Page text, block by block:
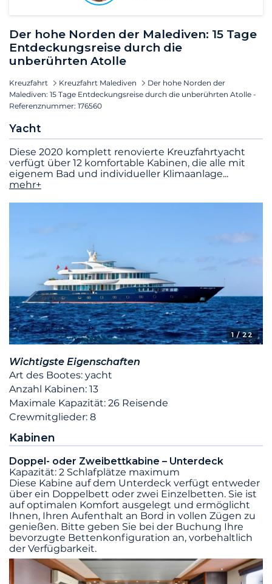
Der hohe Norden der Malediven: 15 Tage
Entdeckungsreise durch die
unberührten Atolle
Kreuzfahrt Kreuzfahrt Malediven
Der hohe Norden der
Malediven: 15 Tage Entdeckungsreise durch die unberührten Atolle -
Referenznummer: 176560
Yacht
Diese 2020 komplett renovierte Kreuzfahrtyacht
verfügt über 12 komfortable Kabinen, die alle mit
eigenem Bad und individueller Klimaanlage...
mehr+
1/ 22
Wichtigste Eigenschaften
Art des Bootes: yacht
Anzahl Kabinen: 13
Maximale Kapazität: 26 Reisende
Crewmitglieder: 8
Kabinen
Doppel- oder Zweibettkabine – Unterdeck
Kapazität: 2 Schlafplätze maximum
Diese Kabine auf dem Unterdeck verfügt entweder
über ein Doppelbett oder zwei Einzelbetten. Sie ist
auf optimalen Komfort ausgelegt und ermöglicht
Ihnen, Ihren Aufenthalt an Bord in vollen Zügen zu
genießen. Bitte geben Sie bei der Buchung Ihre
bevorzugte Bettenkonfiguration an, vorbehaltlich
der Verfügbarkeit.